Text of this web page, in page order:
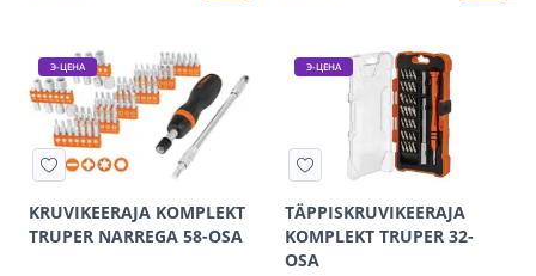
Э-ЦЕНА
KRUVIKEERAJA KOMPLEKT
TRUPER NARREGA 58-OSA
Э-ЦЕНА
TÄPPISKRUVIKEERAJA
KOMPLEKT TRUPER 32-
OSA